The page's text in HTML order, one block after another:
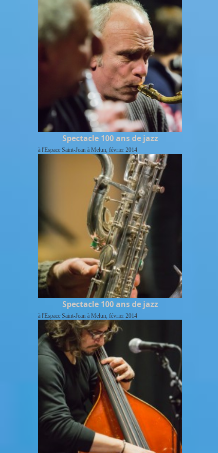
Spectacle 100 ans de jazz
à l'Espace Saint-Jean à Melun, février 2014
Spectacle 100 ans de jazz
à l'Espace Saint-Jean à Melun, février 2014